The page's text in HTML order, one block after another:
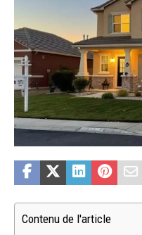
Contenu de l'article